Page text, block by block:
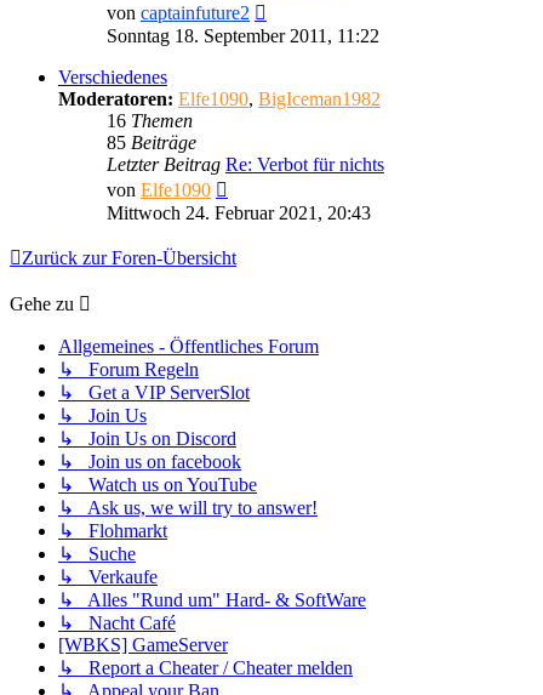
von captainfuture2
Beitrag
Sonntag 18. September 2011, 11:22
Verschiedenes
Moderatoren: Elfe1090, BigIceman1982
16 Themen
85 Beiträge
Letzter Beitrag Re: Verbot für nichts
von Elfe1090
Beitrag
Mittwoch 24. Februar 2021, 20:43
Zurück zur Foren-Übersicht
Gehe zu
Allgemeines - Öffentliches Forum
↳ Forum Regeln
↳ Get a VIP ServerSlot
↳ Join Us
↳ Join Us on Discord
↳ Join us on facebook
↳ Watch us on YouTube
↳ Ask us, we will try to answer!
↳ Flohmarkt
↳ Suche
↳ Verkaufe
↳ Alles "Rund um" Hard- & SoftWare
↳ Nacht Café
[WBKS] GameServer
↳ Report a Cheater / Cheater melden